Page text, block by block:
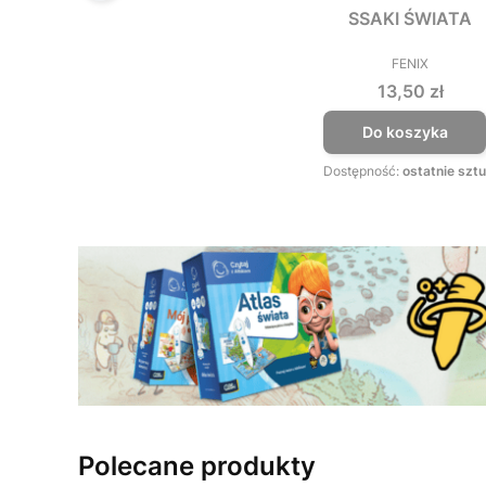
SSAKI ŚWIATA
FENIX
Cena
13,50 zł
Do koszyka
Dostępność: ostatnie
Polecane produkty